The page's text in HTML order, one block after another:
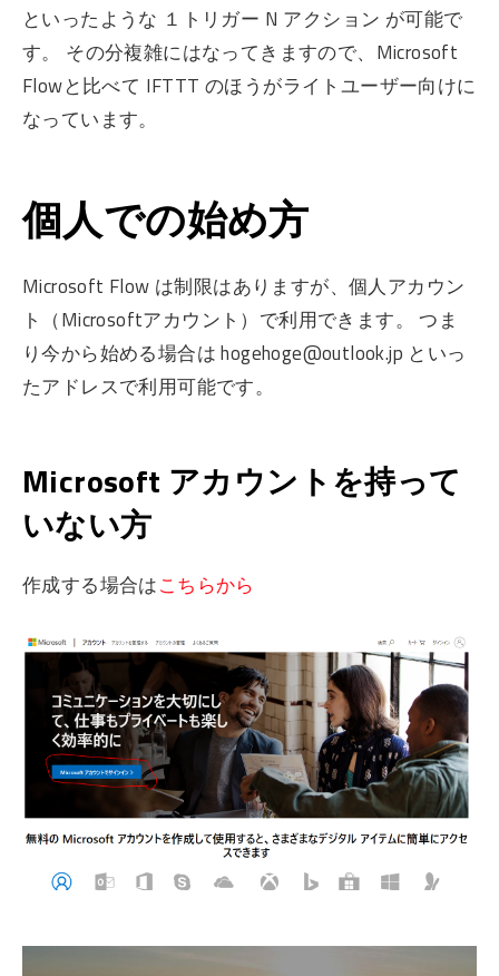
といったような １トリガー N アクション が可能で
す。 その分複雑にはなってきますので、Microsoft
Flowと比べて IFTTT のほうがライトユーザー向けに
なっています。
個人での始め方
Microsoft Flow は制限はありますが、個人アカウン
ト（Microsoftアカウント）で利用できます。 つま
り今から始める場合は hogehoge@outlook.jp といっ
たアドレスで利用可能です。
Microsoft アカウントを持って
いない方
作成する場合はこちらから